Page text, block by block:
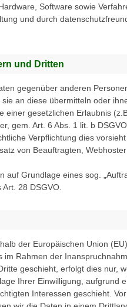
Software sowie
und durch
und Dritten
gegenüber anderen
an diese übermitteln oder
einer gesetzlichen Erlaubnis
gem. Art. 6 Abs. 1 lit. b
Verpflichtung dies
von Beauftragten,
auf Grundlage eines sog.
28 DSGVO.
der Europäischen Union
Rahmen der
geschieht, erfolgt dies nur,
Ihrer Einwilligung, aufgrund
Interessen geschieht.